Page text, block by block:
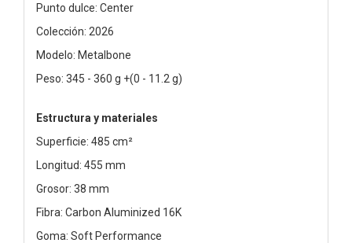
Punto dulce: Center
Colección: 2026
Modelo: Metalbone
Peso: 345 - 360 g +(0 - 11.2 g)
Estructura y materiales
Superficie: 485 cm²
Longitud: 455 mm
Grosor: 38 mm
Fibra: Carbon Aluminized 16K
Goma: Soft Performance